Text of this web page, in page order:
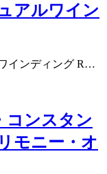
アルワイン
インディング R…
コンスタン
モニー・オ